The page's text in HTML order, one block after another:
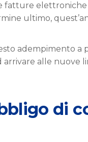
fatture
ultimo,
adempimento
arrivare alle nuove
di